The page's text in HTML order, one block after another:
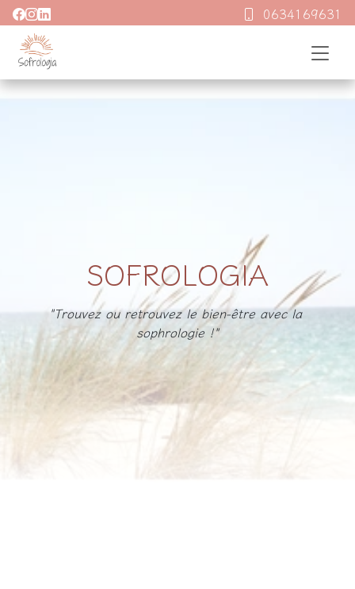
0634169631
SOFROLOGIA
"Trouvez ou retrouvez le bien-être avec la
sophrologie !"